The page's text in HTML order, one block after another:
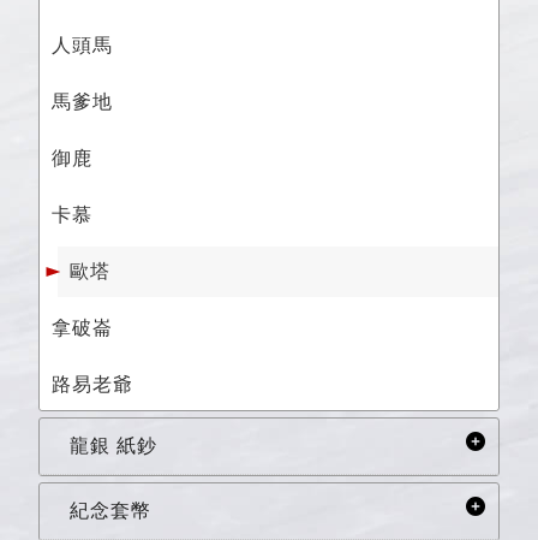
人頭馬
馬爹地
御鹿
卡慕
歐塔
拿破崙
路易老爺
龍銀 紙鈔
紀念套幣